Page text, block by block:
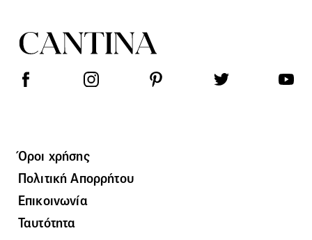
Όροι χρήσης
Πολιτική Απορρήτου
Επικοινωνία
Ταυτότητα